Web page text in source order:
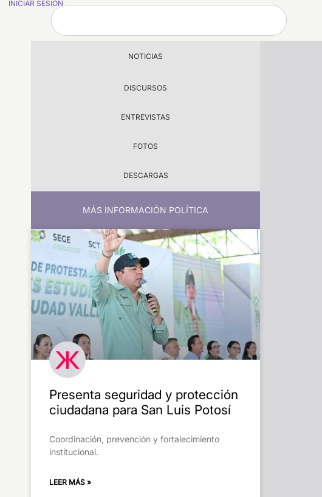
INICIAR SESIÓN
NOTICIAS
DISCURSOS
ENTREVISTAS
FOTOS
DESCARGAS
MÁS INFORMACIÓN POLÍTICA
Presenta seguridad y protección
ciudadana para San Luis Potosí
Coordinación, prevención y fortalecimiento
institucional.
LEER MÁS »